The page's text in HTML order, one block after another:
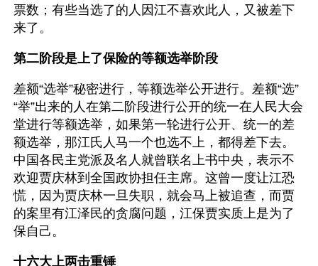
票数；有些当选了的人因江不喜欢此人，又被差下
来了。
第二阶段是上了保险的等额选举阶段
差额“选举”秘密进行，等额选举公开进行。差额“选”
“举”出来的人在第二阶段进行公开的统一在人民大会
堂进行等额选举，如果第一轮进行公开、统一的差
额选举，那江氏人马一个也选不上，都得差下去。
中国各民主党派及名人就曾联名上书中央，表示不
欢迎贾庆林到全国政协担任主席。这曾一度让江恐
慌，因为贾庆林一旦失职，就会马上被追查，而贾
的案里有江泽民的贪腐问题，江保贾实质上是为了
保自己。
十六大上两击重锤